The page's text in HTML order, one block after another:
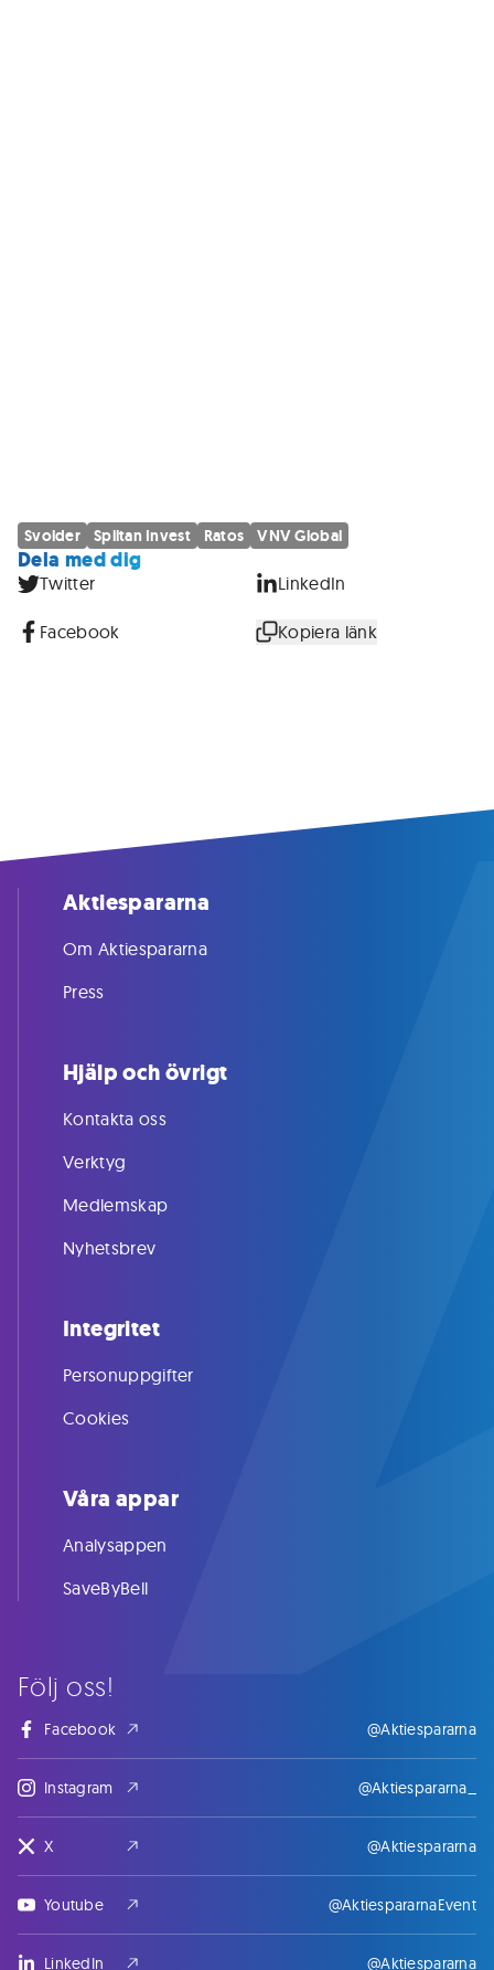
Svolder Spiltan Invest Ratos VNV Global
Dela med dig
Twitter LinkedIn
Facebook Kopiera länk
Följ oss!
Facebook @Aktiespararna
Instagram @Aktiespararna_
X @Aktiespararna
Youtube @AktiespararnaEvent
LinkedIn @Aktiespararna
Aktiespararna
Om Aktiespararna
Press
Hjälp och övrigt
Kontakta oss
Verktyg
Medlemskap
Nyhetsbrev
Integritet
Personuppgifter
Cookies
Våra appar
Analysappen
SaveByBell